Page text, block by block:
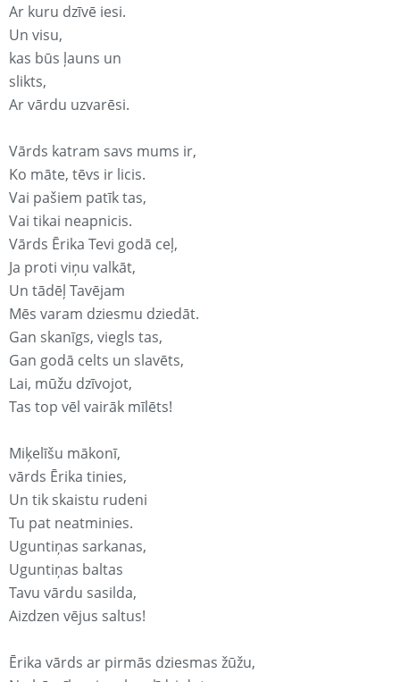
Ar kuru dzīvē iesi.
Un visu,
kas būs ļauns un
slikts,
Ar vārdu uzvarēsi.
Vārds katram savs mums ir,
Ko māte, tēvs ir licis.
Vai pašiem patīk tas,
Vai tikai neapnicis.
Vārds Ērika Tevi godā ceļ,
Ja proti viņu valkāt,
Un tādēļ Tavējam
Mēs varam dziesmu dziedāt.
Gan skanīgs, viegls tas,
Gan godā celts un slavēts,
Lai, mūžu dzīvojot,
Tas top vēl vairāk mīlēts!
Miķelīšu mākonī,
vārds Ērika tinies,
Un tik skaistu rudeni
Tu pat neatminies.
Uguntiņas sarkanas,
Uguntiņas baltas
Tavu vārdu sasilda,
Aizdzen vējus saltus!
Ērika vārds ar pirmās dziesmas žūžu,